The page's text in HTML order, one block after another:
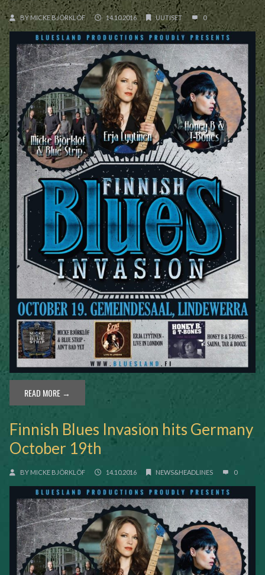
BYMICKE BJÖRKLÖF 14.10.2016 UUTISET 0
READ MORE →
Finnish Blues Invasion hits Germany
October 19th
BY MICKE BJÖRKLÖF 14.10.2016 NEWS&HEADLINES 0